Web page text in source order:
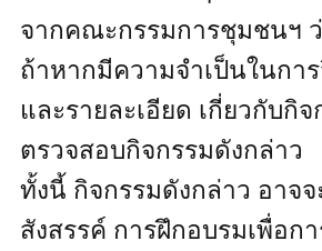
จากคณะกรรมการชุมชนฯ
ถ้าหากมีความจำเป็นในกา
และรายละเอียด เกี่ยวกับ
ตรวจสอบกิจกรรมดังกล่าว
ทั้งนี้ กิจกรรมดังกล่าว อาจ
สังสรรค์ การฝึกอบรมเพื่อก